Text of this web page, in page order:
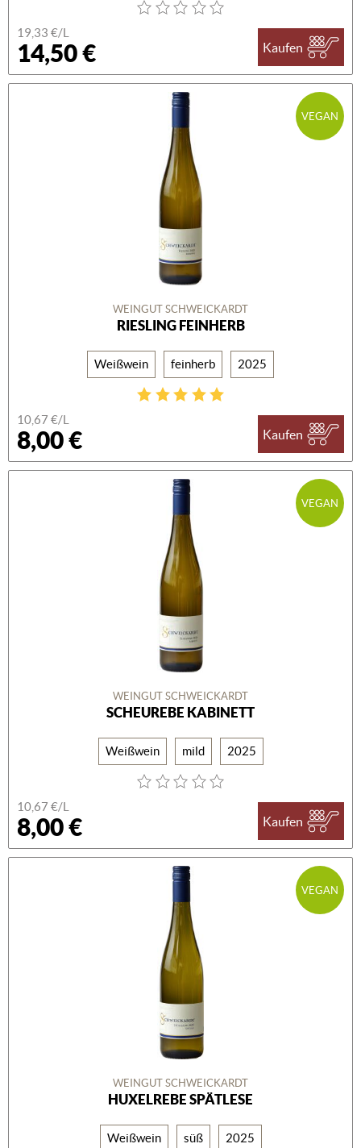
19,33 €/L
14,50 € Kaufen
VEGAN
WEINGUT SCHWEICKARDT
RIESLING FEINHERB
Weißwein feinherb 2025
10,67 €/L
8,00 € Kaufen
VEGAN
WEINGUT SCHWEICKARDT
SCHEUREBE KABINETT
Weißwein mild 2025
10,67 €/L
8,00 € Kaufen
VEGAN
WEINGUT SCHWEICKARDT
HUXELREBE SPÄTLESE
Weißwein süß 2025